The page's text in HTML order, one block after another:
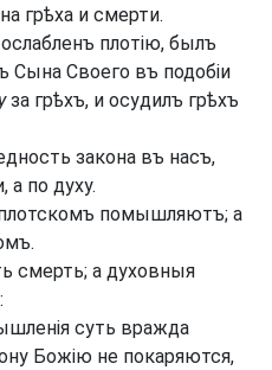
грѣха и смерти.
плотію, былъ
Сына Своего въ подобіи
за грѣхъ, и осудилъ грѣхъ
закона въ насъ,
а по духу.
помышляютъ; а
смерть; а духовныя
суть вражда
Божію не покаряются,